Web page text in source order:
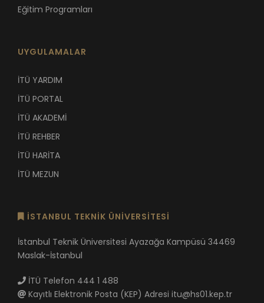
Eğitim Programları
UYGULAMALAR
İTÜ YARDIM
İTÜ PORTAL
İTÜ AKADEMİ
İTÜ REHBER
İTÜ HARİTA
İTÜ MEZUN
İSTANBUL TEKNİK ÜNİVERSİTESİ
İstanbul Teknik Üniversitesi Ayazağa Kampüsü 34469
Maslak-İstanbul
İTÜ Telefon 444 1 488
Kayıtlı Elektronik Posta (KEP) Adresi itu@hs01.kep.tr